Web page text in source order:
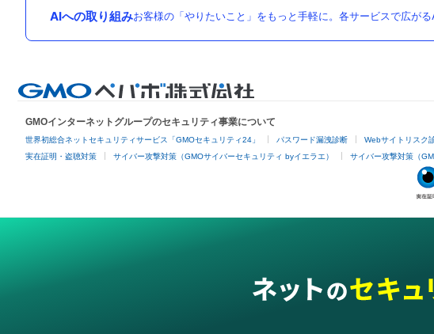
AIへの取り組みお客様の「やりたいこと」をもっと手軽に。各サービスで広が
GMOインターネットグループのセキュリティ事業について
世界初総合ネットセキュリティサービス「GMOセキュリティ24」 パスワード漏洩診断 Webサイトリスク
実在証明・盗聴対策 サイバー攻撃対策（GMOサイバーセキュリティ byイエラエ） サイバー攻撃対策（